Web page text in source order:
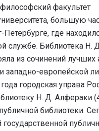
факультет
большую
где
службе. Библиотека Н.
из сочинений лучших
западно-европейской
городская управа
Н. Д. Алфераки
библиотеки.